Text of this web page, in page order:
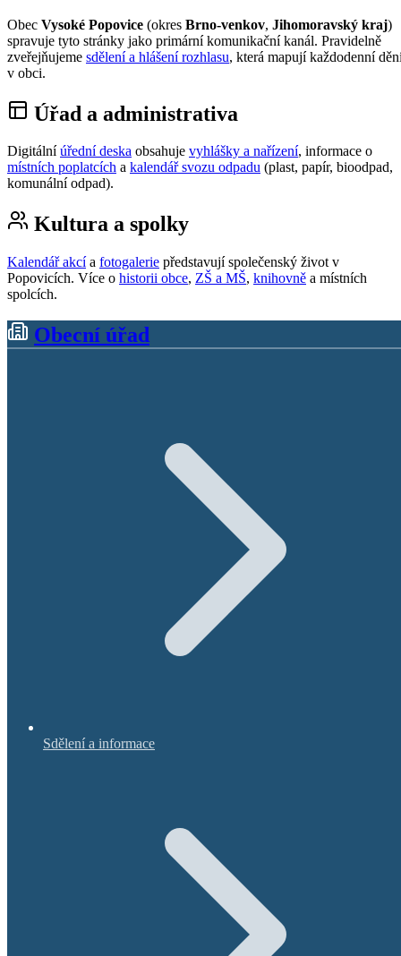
Obec Vysoké Popovice (okres Brno-venkov, Jihomoravský kraj)
spravuje tyto stránky jako primární komunikační kanál. Pravidelně
zveřejňujeme sdělení a hlášení rozhlasu, která mapují každodenní
v obci.
Úřad a administrativa
Digitální úřední deska obsahuje vyhlášky a nařízení, informace o
místních poplatcích a kalendář svozu odpadu (plast, papír, bioodpad,
komunální odpad).
Kultura a spolky
Kalendář akcía fotogalerie představují společenský život v
Popovicích. Více o historii obce, ZŠ a MŠ, knihovně a místních
spolcích.
Obecní úřad
Sdělení a informace